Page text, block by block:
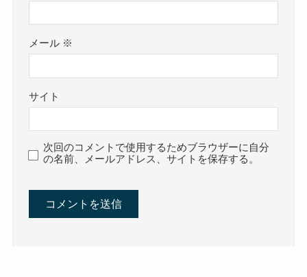
メール ※
サイト
次回のコメントで使用するためブラウザーに自分
の名前、メールアドレス、サイトを保存する。